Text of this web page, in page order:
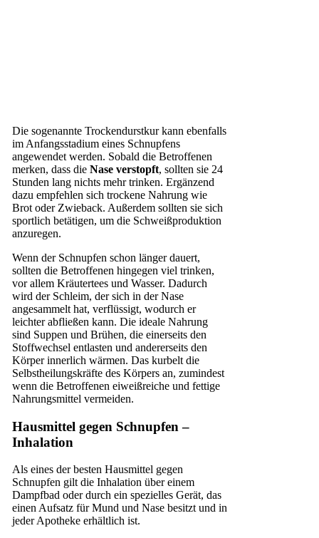
Die sogenannte Trockendurstkur kann ebenfalls
im Anfangsstadium eines Schnupfens
angewendet werden. Sobald die Betroffenen
merken, dass die Nase verstopft, sollten sie 24
Stunden lang nichts mehr trinken. Ergänzend
dazu empfehlen sich trockene Nahrung wie
Brot oder Zwieback. Außerdem sollten sie sich
sportlich betätigen, um die Schweißproduktion
anzuregen.
Wenn der Schnupfen schon länger dauert,
sollten die Betroffenen hingegen viel trinken,
vor allem Kräutertees und Wasser. Dadurch
wird der Schleim, der sich in der Nase
angesammelt hat, verflüssigt, wodurch er
leichter abfließen kann. Die ideale Nahrung
sind Suppen und Brühen, die einerseits den
Stoffwechsel entlasten und andererseits den
Körper innerlich wärmen. Das kurbelt die
Selbstheilungskräfte des Körpers an, zumindest
wenn die Betroffenen eiweißreiche und fettige
Nahrungsmittel vermeiden.
Hausmittel gegen Schnupfen –
Inhalation
Als eines der besten Hausmittel gegen
Schnupfen gilt die Inhalation über einem
Dampfbad oder durch ein spezielles Gerät, das
einen Aufsatz für Mund und Nase besitzt und in
jeder Apotheke erhältlich ist.